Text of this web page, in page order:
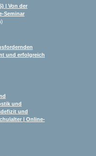
| Von der
Seminar
und erfolgreich
und
und
| Online-